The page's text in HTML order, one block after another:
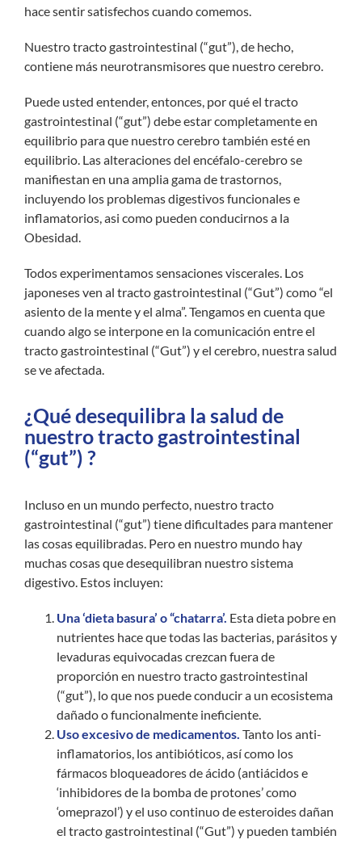
hace sentir satisfechos cuando comemos.
Nuestro tracto gastrointestinal (“gut”), de hecho,
contiene más neurotransmisores que nuestro cerebro.
Puede usted entender, entonces, por qué el tracto
gastrointestinal (“gut”) debe estar completamente en
equilibrio para que nuestro cerebro también esté en
equilibrio. Las alteraciones del encéfalo-cerebro se
manifiestan en una amplia gama de trastornos,
incluyendo los problemas digestivos funcionales e
inflamatorios, asi como pueden conducirnos a la
Obesidad.
Todos experimentamos sensaciones viscerales. Los
japoneses ven al tracto gastrointestinal (“Gut”) como “el
asiento de la mente y el alma”. Tengamos en cuenta que
cuando algo se interpone en la comunicación entre el
tracto gastrointestinal (“Gut”) y el cerebro, nuestra salud
se ve afectada.
¿Qué desequilibra la salud de
nuestro tracto gastrointestinal
(“gut”) ?
Incluso en un mundo perfecto, nuestro tracto
gastrointestinal (“gut”) tiene dificultades para mantener
las cosas equilibradas. Pero en nuestro mundo hay
muchas cosas que desequilibran nuestro sistema
digestivo. Estos incluyen:
Una ‘dieta basura’ o “chatarra’. Esta dieta pobre en
nutrientes hace que todas las bacterias, parásitos y
levaduras equivocadas crezcan fuera de
proporción en nuestro tracto gastrointestinal
(“gut”), lo que nos puede conducir a un ecosistema
dañado o funcionalmente ineficiente.
Uso excesivo de medicamentos. Tanto los anti-
inflamatorios, los antibióticos, así como los
fármacos bloqueadores de ácido (antiácidos e
‘inhibidores de la bomba de protones’ como
‘omeprazol’) y el uso continuo de esteroides dañan
el tracto gastrointestinal (“Gut”) y pueden también